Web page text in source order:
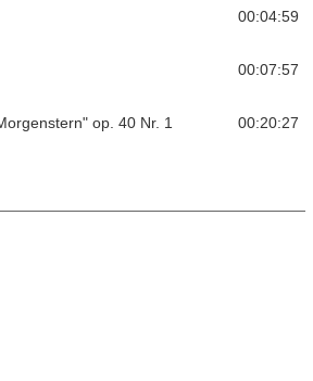
00:04:59
00:07:57
op. 40 Nr. 1 00:20:27